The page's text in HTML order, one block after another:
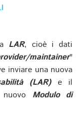
LAR, cioè i dati
maintainer"
inviare una nuova
(LAR)e il
Modulo di